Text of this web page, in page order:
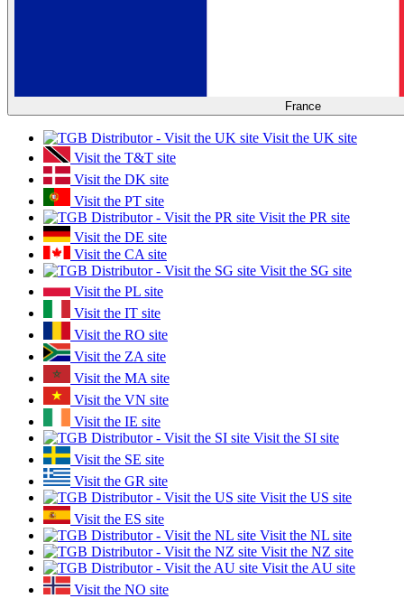
France
Visit the UK site
Visit the T&T site
Visit the DK site
Visit the PT site
Visit the PR site
Visit the DE site
Visit the CA site
Visit the SG site
Visit the PL site
Visit the IT site
Visit the RO site
Visit the ZA site
Visit the MA site
Visit the VN site
Visit the IE site
Visit the SI site
Visit the SE site
Visit the GR site
Visit the US site
Visit the ES site
Visit the NL site
Visit the NZ site
Visit the AU site
Visit the NO site